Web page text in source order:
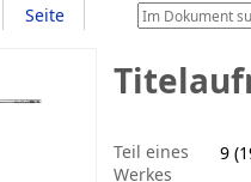
Seite
Teil eines
Werkes
9